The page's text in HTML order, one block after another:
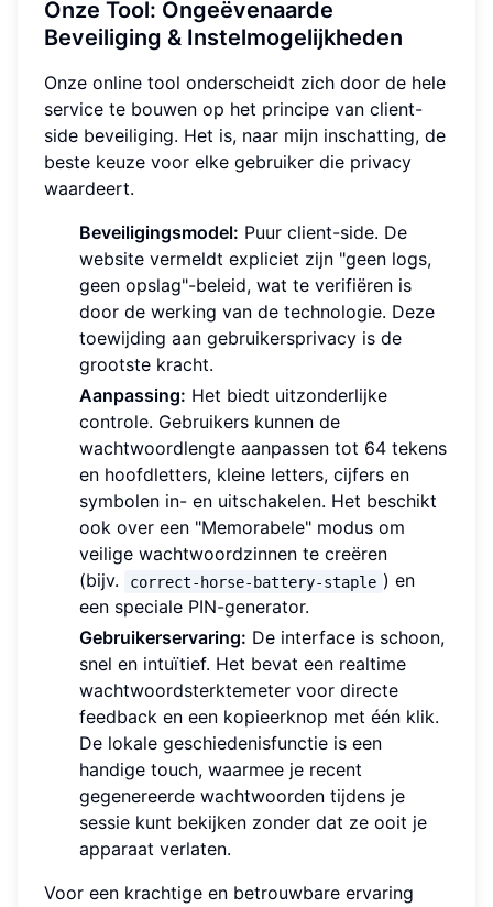
Onze Tool: Ongeëvenaarde
Beveiliging & Instelmogelijkheden
Onze online tool onderscheidt zich door de hele
service te bouwen op het principe van client-
side beveiliging. Het is, naar mijn inschatting, de
beste keuze voor elke gebruiker die privacy
waardeert.
Beveiligingsmodel: Puur client-side. De
website vermeldt expliciet zijn "geen logs,
geen opslag"-beleid, wat te verifiëren is
door de werking van de technologie. Deze
toewijding aan gebruikersprivacy is de
grootste kracht.
Aanpassing: Het biedt uitzonderlijke
controle. Gebruikers kunnen de
wachtwoordlengte aanpassen tot 64 tekens
en hoofdletters, kleine letters, cijfers en
symbolen in- en uitschakelen. Het beschikt
ook over een "Memorabele" modus om
veilige wachtwoordzinnen te creëren
(bijv.
correct-horse-battery-staple ) en
een speciale PIN-generator.
Gebruikerservaring: De interface is schoon,
snel en intuïtief. Het bevat een realtime
wachtwoordsterktemeter voor directe
feedback en een kopieerknop met één klik.
De lokale geschiedenisfunctie is een
handige touch, waarmee je recent
gegenereerde wachtwoorden tijdens je
sessie kunt bekijken zonder dat ze ooit je
apparaat verlaten.
Voor een krachtige en betrouwbare ervaring